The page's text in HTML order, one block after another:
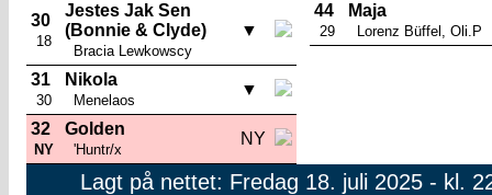
30
18
Jestes Jak Sen
(Bonnie & Clyde)
Bracia Lewkowscy
▼
31
30
Nikola
Menelaos
▼
32
NY
Golden
'Huntr/x
NY
44
29
Maja
Lorenz Büffel, Oli.P
Lagt på nettet: Fredag 18. juli 2025 - kl.